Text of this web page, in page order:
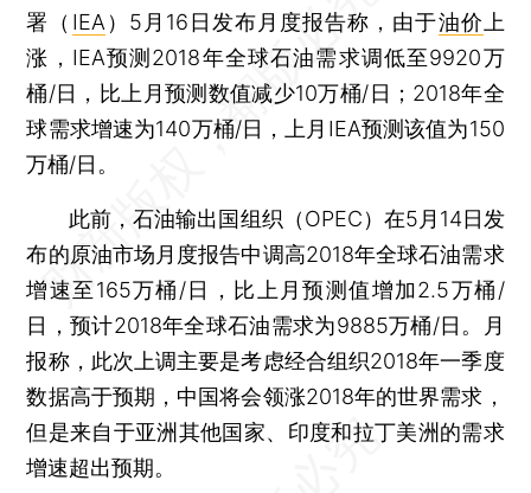
署（ IEA ）5月16日发布月度报告称，由于油价 上
涨，IEA预测2018年全球石油需求调低至9920万
桶/日，比上月预测数值减少10万桶/日；2018年全
球需求增速为140万桶/日，上月IEA预测该值为150
万桶/日。
此前，石油输出国组织（OPEC）在5月14日发
布的原油市场月度报告中调高2018年全球石油需求
增速至165万桶/日，比上月预测值增加2.5万桶/
日，预计2018年全球石油需求为9885万桶/日。月
报称，此次上调主要是考虑经合组织2018年一季度
数据高于预期，中国将会领涨2018年的世界需求，
但是来自于亚洲其他国家、印度和拉丁美洲的需求
增速超出预期。